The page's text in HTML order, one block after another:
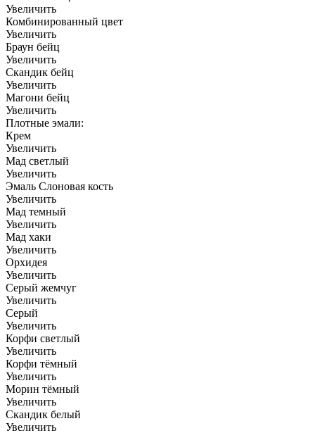
Увеличить
Комбинированный цвет
Увеличить
Браун бейц
Увеличить
Скандик бейц
Увеличить
Магони бейц
Увеличить
Плотные эмали:
Крем
Увеличить
Мад светлый
Увеличить
Эмаль Слоновая кость
Увеличить
Мад темный
Увеличить
Мад хаки
Увеличить
Орхидея
Увеличить
Серый жемчуг
Увеличить
Серый
Увеличить
Корфи светлый
Увеличить
Корфи тёмный
Увеличить
Морин тёмный
Увеличить
Скандик белый
Увеличить